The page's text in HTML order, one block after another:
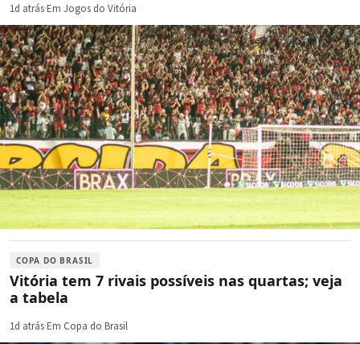
1d atrás·Em Jogos do Vitória
COPA DO BRASIL
Vitória tem 7 rivais possíveis nas quartas; veja
a tabela
1d atrás·Em Copa do Brasil